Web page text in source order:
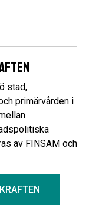
stad,
primärvården i
av FINSAM och